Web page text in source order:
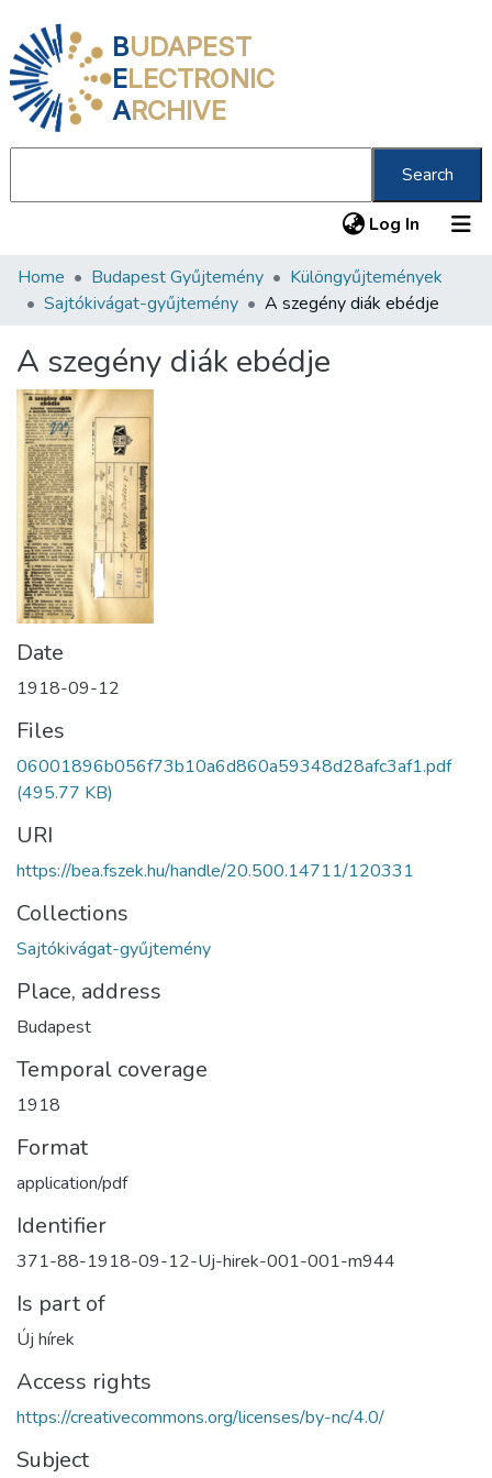
BUDAPEST
ELECTRONIC
ARCHIVE
Search
Log In (current)
Communities & Collections
Statistics
About us
Home Budapest Gyűjtemény
Különgyűjtemények
Sajtókivágat-gyűjtemény
A szegény diák ebédje
A szegény diák ebédje
Date
1918-09-12
Files
06001896b056f73b10a6d860a59348d28afc3af1.pdf
(495.77 KB)
URI
https://bea.fszek.hu/handle/20.500.14711/120331
Collections
Sajtókivágat-gyűjtemény
Place, address
Budapest
Temporal coverage
1918
Format
application/pdf
Identifier
371-88-1918-09-12-Uj-hirek-001-001-m944
Is part of
Új hírek
Access rights
https://creativecommons.org/licenses/by-nc/4.0/
Subject